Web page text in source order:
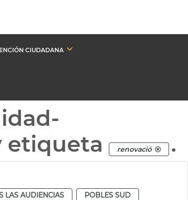
CIUDADANA
etiqueta renovació .
LAS AUDIENCIAS
POBLES SUD